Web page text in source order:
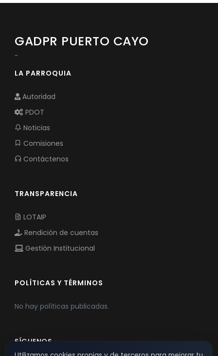
GADPR PUERTO CAYO
-
LA PARROQUIA
Autoridad
PDOT
Noticias
Comisiones
Contáctenos
TRANSPARENCIA
LOTAIP
Rendición de cuentas
Gestión Institucional
POLÍTICAS Y TÉRMINOS
No hay políticas publicadas.
SÍGUENOS